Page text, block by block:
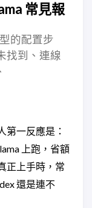
常見報
的配置步
找到、連線
第一反應是：
上跑，省額
正上手時，常
還是連不